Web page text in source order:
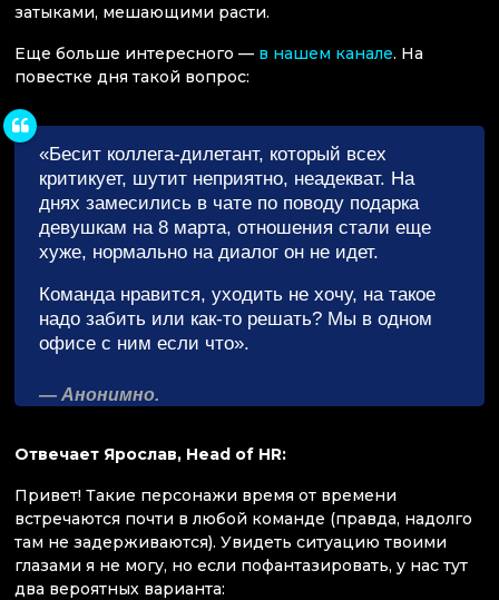
затыками, мешающими расти.
Еще больше интересного — в нашем канале. На
повестке дня такой вопрос:
«Бесит коллега-дилетант, который всех
критикует, шутит неприятно, неадекват. На
днях замесились в чате по поводу подарка
девушкам на 8 марта, отношения стали еще
хуже, нормально на диалог он не идет.
Команда нравится, уходить не хочу, на такое
надо забить или как-то решать? Мы в одном
офисе с ним если что».
— Анонимно.
Отвечает Ярослав, Head of HR:
Привет! Такие персонажи время от времени
встречаются почти в любой команде (правда, надолго
там не задерживаются). Увидеть ситуацию твоими
глазами я не могу, но если пофантазировать, у нас тут
два вероятных варианта: